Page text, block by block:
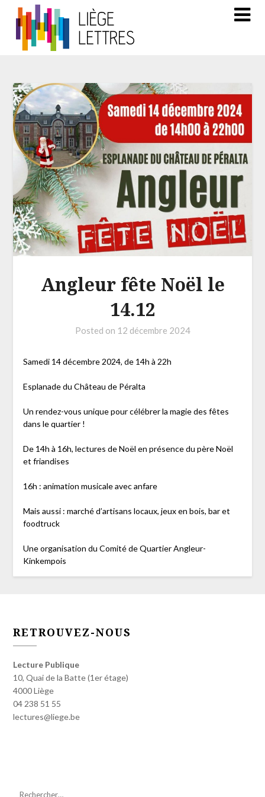
Angleur fête Noël le
14.12
Posted on 12 décembre 2024
Samedi 14 décembre 2024, de 14h à 22h
Esplanade du Château de Péralta
Un rendez-vous unique pour célébrer la magie des fêtes
dans le quartier !
De 14h à 16h, lectures de Noël en présence du père Noël
et friandises
16h : animation musicale avec anfare
Mais aussi : marché d’artisans locaux, jeux en bois, bar et
foodtruck
Une organisation du Comité de Quartier Angleur-
Kinkempois
RETROUVEZ-NOUS
Lecture Publique
10, Quai de la Batte (1er étage)
4000 Liège
04 238 51 55
lectures@liege.be